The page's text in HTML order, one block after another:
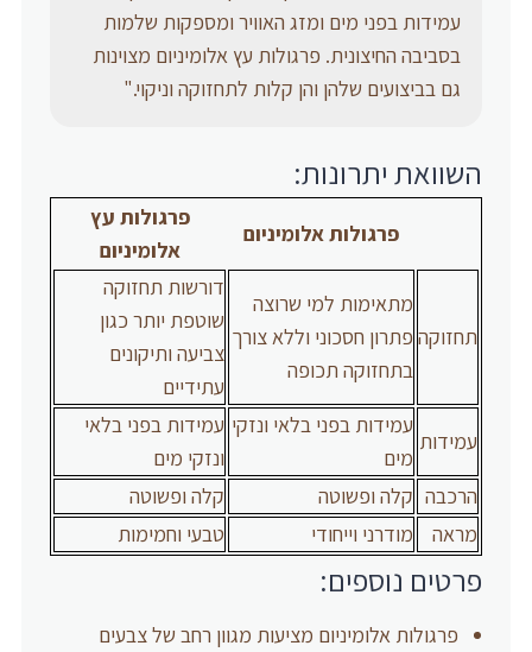
עמידות בפני מים ומזג האוויר ומספקות שלמות
בסביבה החיצונית. פרגולות עץ אלומיניום מצוינות
גם בביצועים שלהן והן קלות לתחזוקה וניקוי."‎
השוואת יתרונות:
פרגולות אלומיניום
פרגולות עץ
אלומיניום
תחזוקה
מתאימות למי שרוצה
פתרון חסכוני וללא צורך
בתחזוקה תכופה
דורשות תחזוקה
שוטפת יותר כגון
צביעה ותיקונים
עתידיים
עמידות
עמידות בפני בלאי ונזקי
מים
עמידות בפני בלאי
ונזקי מים
הרכבה קלה ופשוטה
קלה ופשוטה
מראה
מודרני וייחודי טבעי וחמימות
פרטים נוספים:
פרגולות אלומיניום מציעות מגוון רחב של צבעים